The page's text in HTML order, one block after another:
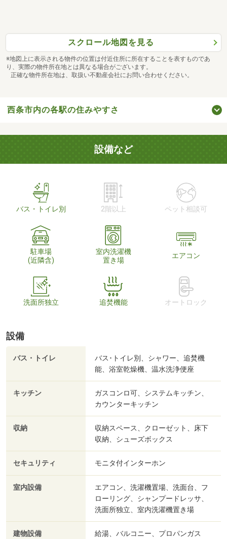
スクロール地図を見る
※地図上に表示される物件の位置は付近住所に所在することを表すものであ
り、実際の物件所在地とは異なる場合がございます。
正確な物件所在地は、取扱い不動産会社にお問い合わせください。
西条市内の各駅の住みやすさ
設備など
バス・トイレ別 2階以上 ペット相談可
駐車場
(近隣含)
室内洗濯機
置き場
エアコン
洗面所独立 追焚機能 オートロック
設備
バス・トイレ
バス･トイレ別、シャワー、追焚機
能、浴室乾燥機、温水洗浄便座
キッチン
ガスコンロ可、システムキッチン、
カウンターキッチン
収納
収納スペース、クローゼット、床下
収納、シューズボックス
セキュリティ モニタ付インターホン
室内設備
エアコン、洗濯機置場、洗面台、フ
ローリング、シャンプードレッサ、
洗面所独立、室内洗濯機置き場
建物設備 給湯、バルコニー、プロパンガス